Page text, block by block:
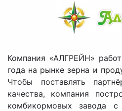
Компания «АЛГРЕЙН»
года на рынке зерна и
Чтобы поставлять
качества, компания
комбикормовых завода с